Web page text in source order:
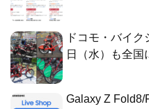
ドコモ・バイ
日（水）も全国
Galaxy Z Fold8/